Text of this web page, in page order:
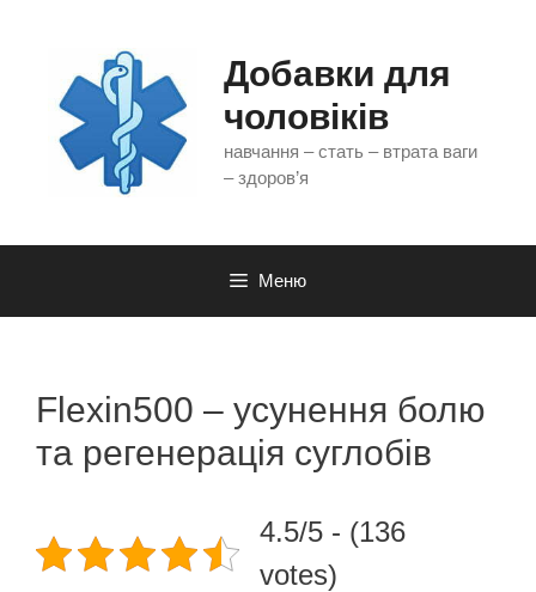
Добавки для
чоловіків
навчання – стать – втрата ваги
– здоров’я
Меню
Flexin500 – усунення болю
та регенерація суглобів
4.5/5 - (136
votes)